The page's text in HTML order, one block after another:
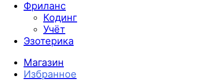
Фриланс
Кодинг
Учёт
Эзотерика
Магазин
Избранное